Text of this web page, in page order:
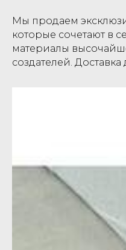
Мы продаем
которые сочетают в
материалы
создателей.